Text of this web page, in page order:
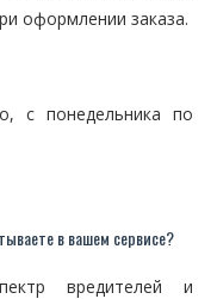
оформлении заказа.
с понедельника по
в вашем сервисе?
вредителей и